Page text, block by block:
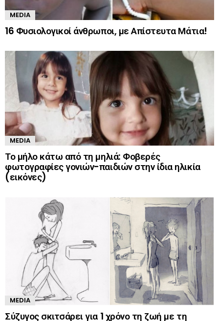
MEDIA
16 Φυσιολογικοί άνθρωποι, με Απίστευτα Μάτια!
MEDIA
Το μήλο κάτω από τη μηλιά: Φοβερές
φωτογραφίες γονιών-παιδιών στην ίδια ηλικία
(εικόνες)
MEDIA
Σύζυγος σκιτσάρει για 1 χρόνο τη ζωή με τη